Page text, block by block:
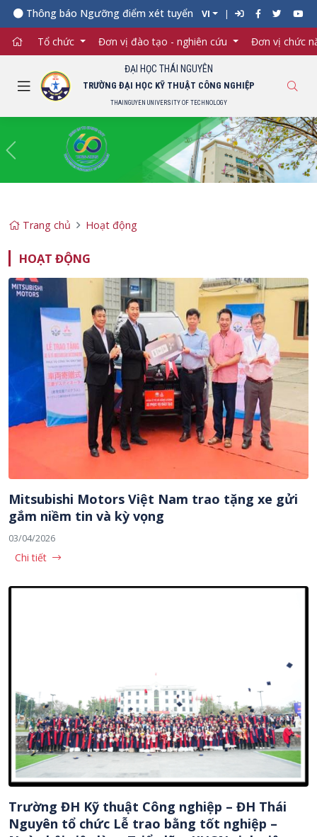
báo Ngưỡng điểm xét tuyển đối với từng ngành đào tạo Đại
VI
Tổ chức Đơn vị đào tạo - nghiên cứu Đơn vị chức
ĐẠI HỌC THÁI NGUYÊN
TRƯỜNG ĐẠI HỌC KỸ THUẬT CÔNG NGHIỆP
THAINGUYEN UNIVERSITY OF TECHNOLOGY
Previous
Trang chủ Hoạt động
HOẠT ĐỘNG
Mitsubishi Motors Việt Nam trao tặng xe gửi
gắm niềm tin và kỳ vọng
03/04/2026
Chi tiết
Trường ĐH Kỹ thuật Công nghiệp – ĐH Thái
Nguyên tổ chức Lễ trao bằng tốt nghiệp –